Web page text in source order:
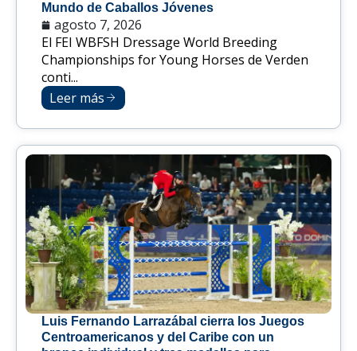
Mundo de Caballos Jóvenes
agosto 7, 2026
El FEI WBFSH Dressage World Breeding
Championships for Young Horses de Verden
conti...
Leer más
Luis Fernando Larrazábal cierra los Juegos
Centroamericanos y del Caribe con un